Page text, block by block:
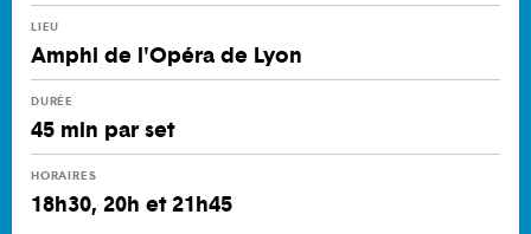
LIEU
Amphi de l'Opéra de Lyon
DURÉE
45 min par set
HORAIRES
18h30, 20h et 21h45